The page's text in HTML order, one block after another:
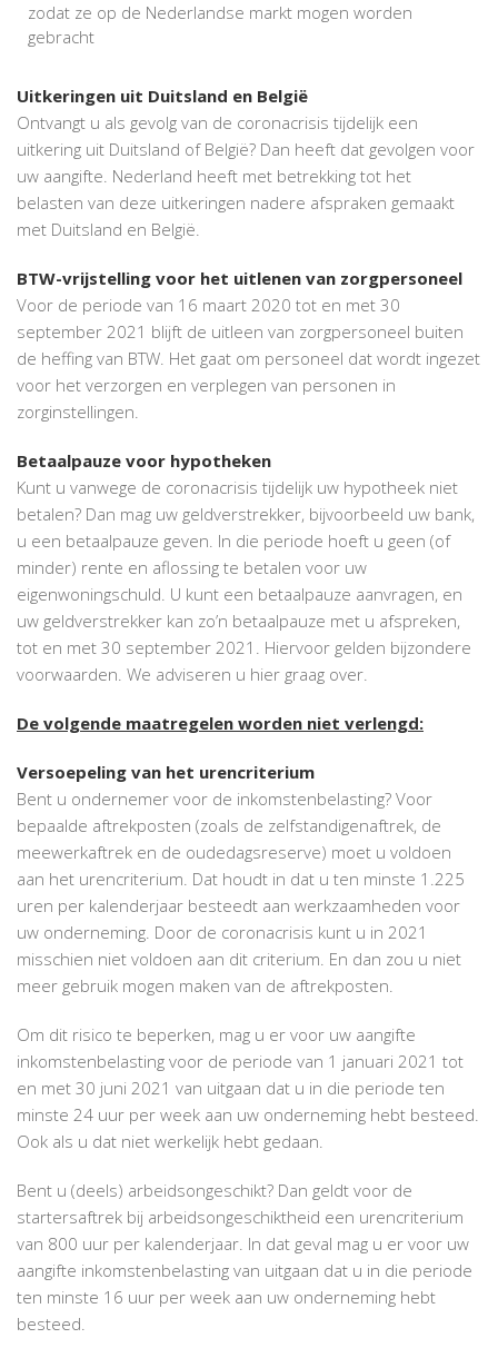
zodat ze op de Nederlandse markt mogen worden
gebracht
Uitkeringen uit Duitsland en België
Ontvangt u als gevolg van de coronacrisis tijdelijk een
uitkering uit Duitsland of België? Dan heeft dat gevolgen voor
uw aangifte. Nederland heeft met betrekking tot het
belasten van deze uitkeringen nadere afspraken gemaakt
met Duitsland en België.
BTW-vrijstelling voor het uitlenen van zorgpersoneel
Voor de periode van 16 maart 2020 tot en met 30
september 2021 blijft de uitleen van zorgpersoneel buiten
de heffing van BTW. Het gaat om personeel dat wordt ingezet
voor het verzorgen en verplegen van personen in
zorginstellingen.
Betaalpauze voor hypotheken
Kunt u vanwege de coronacrisis tijdelijk uw hypotheek niet
betalen? Dan mag uw geldverstrekker, bijvoorbeeld uw bank,
u een betaalpauze geven. In die periode hoeft u geen (of
minder) rente en aflossing te betalen voor uw
eigenwoningschuld. U kunt een betaalpauze aanvragen, en
uw geldverstrekker kan zo’n betaalpauze met u afspreken,
tot en met 30 september 2021. Hiervoor gelden bijzondere
voorwaarden. We adviseren u hier graag over.
De volgende maatregelen worden niet verlengd:
Versoepeling van het urencriterium
Bent u ondernemer voor de inkomstenbelasting? Voor
bepaalde aftrekposten (zoals de zelfstandigenaftrek, de
meewerkaftrek en de oudedagsreserve) moet u voldoen
aan het urencriterium. Dat houdt in dat u ten minste 1.225
uren per kalenderjaar besteedt aan werkzaamheden voor
uw onderneming. Door de coronacrisis kunt u in 2021
misschien niet voldoen aan dit criterium. En dan zou u niet
meer gebruik mogen maken van de aftrekposten.
Om dit risico te beperken, mag u er voor uw aangifte
inkomstenbelasting voor de periode van 1 januari 2021 tot
en met 30 juni 2021 van uitgaan dat u in die periode ten
minste 24 uur per week aan uw onderneming hebt besteed.
Ook als u dat niet werkelijk hebt gedaan.
Bent u (deels) arbeidsongeschikt? Dan geldt voor de
startersaftrek bij arbeidsongeschiktheid een urencriterium
van 800 uur per kalenderjaar. In dat geval mag u er voor uw
aangifte inkomstenbelasting van uitgaan dat u in die periode
ten minste 16 uur per week aan uw onderneming hebt
besteed.